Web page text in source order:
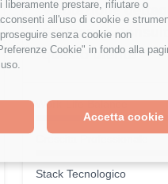
prestare, rifiutare o
all'uso di cookie e
senza cookie non
Cookie" in fondo alla
Accetta cookie
Valutazione
E*Finance
questo utente
Work-Life Balance
Stack Tecnologico